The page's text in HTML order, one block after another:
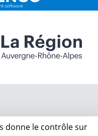
donne le contrôle sur